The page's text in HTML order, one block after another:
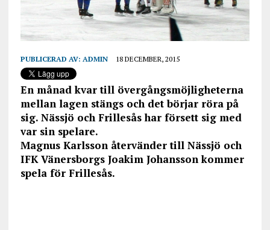
PUBLICERAD AV: ADMIN 18 DECEMBER, 2015
En månad kvar till övergångsmöjligheterna
mellan lagen stängs och det börjar röra på
sig. Nässjö och Frillesås har försett sig med
var sin spelare.
Magnus Karlsson återvänder till Nässjö och
IFK Vänersborgs Joakim Johansson kommer
spela för Frillesås.